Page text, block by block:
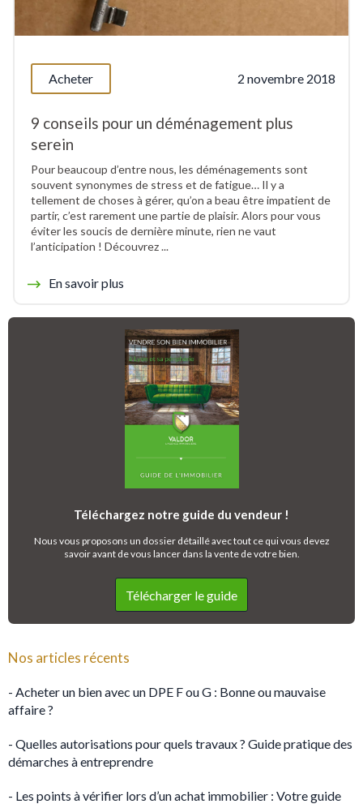
Acheter 2 novembre 2018
9 conseils pour un déménagement plus
serein
Pour beaucoup d’entre nous, les déménagements sont
souvent synonymes de stress et de fatigue… Il y a
tellement de choses à gérer, qu’on a beau être impatient de
partir, c’est rarement une partie de plaisir. Alors pour vous
éviter les soucis de dernière minute, rien ne vaut
l’anticipation ! Découvrez ...
En savoir plus
Téléchargez notre guide du vendeur !
Nous vous proposons un dossier détaillé avec tout ce qui vous devez
savoir avant de vous lancer dans la vente de votre bien.
Télécharger le guide
Nos articles récents
- Acheter un bien avec un DPE F ou G : Bonne ou mauvaise
affaire ?
- Quelles autorisations pour quels travaux ? Guide pratique des
démarches à entreprendre
- Les points à vérifier lors d’un achat immobilier : Votre guide